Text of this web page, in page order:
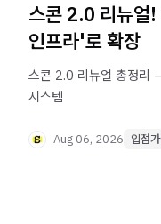
스콘 2.0 리뉴얼
인프라'로 확장
스콘 2.0 리뉴얼 총정리
시스템
Aug 06, 2026 입점